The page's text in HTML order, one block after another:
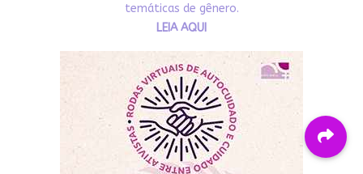
temáticas de gênero.
LEIA AQUI